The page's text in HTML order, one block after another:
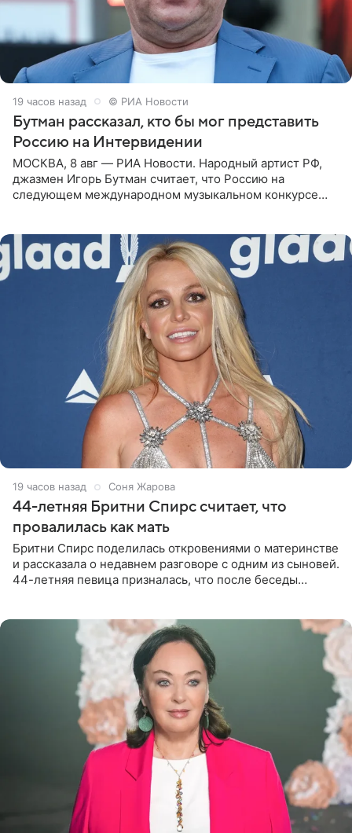
19 часов назад © РИА Новости
Бутман рассказал, кто бы мог представить
Россию на Интервидении
МОСКВА, 8 авг — РИА Новости. Народный артист РФ,
джазмен Игорь Бутман считает, что Россию на
следующем международном музыкальном конкурсе
19 часов назад Соня Жарова
44-летняя Бритни Спирс считает, что
провалилась как мать
Бритни Спирс поделилась откровениями о материнстве
и рассказала о недавнем разговоре с одним из сыновей.
44-летняя певица призналась, что после беседы